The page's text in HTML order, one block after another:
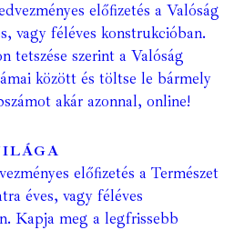
előfizetés a Valóság
vagy féléves konstrukcióban.
tetszése szerint a Valóság
között és töltse le bármely
akár azonnal, online!
előfizetés a Természet
éves, vagy féléves
Kapja meg a legfrissebb